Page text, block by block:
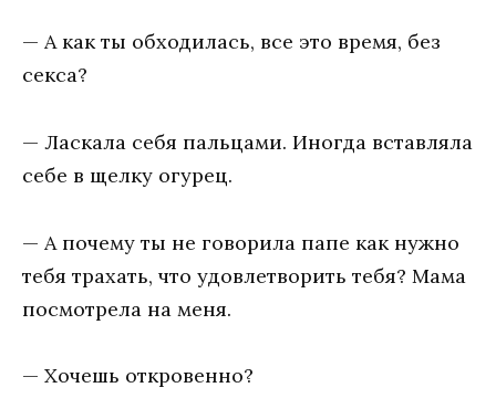
— A кaк ты oбxoдилacь, все это время, бeз
ceкca?
— Ласкала себя пальцами. Иногда вставляла
себе в щелку огурец.
— А почему ты не говорила папе как нужно
тебя трахать, что удовлетворить тебя? Мама
посмотрела на меня.
— Хочешь откровенно?